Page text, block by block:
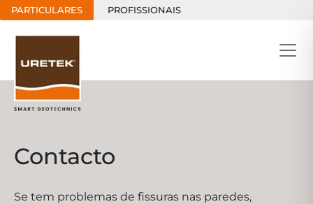
PARTICULARES PROFISSIONAIS
Contacto
Se tem problemas de fissuras nas paredes,